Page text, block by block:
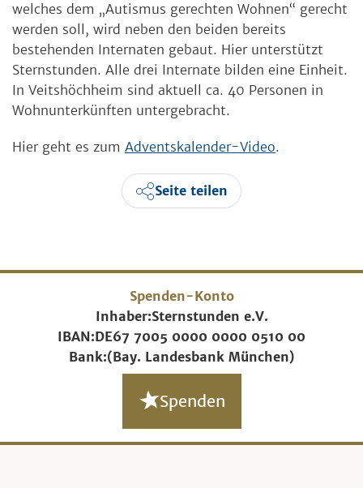
welches dem „Autismus gerechten Wohnen“ gerecht
werden soll, wird neben den beiden bereits
bestehenden Internaten gebaut. Hier unterstützt
Sternstunden. Alle drei Internate bilden eine Einheit.
In Veitshöchheim sind aktuell ca. 40 Personen in
Wohnunterkünften untergebracht.
Hier geht es zum Adventskalender-Video.
Seite teilen
Spenden-Konto
Inhaber:Sternstunden e.V.
IBAN:DE67 7005 0000 0000 0510 00
Bank:(Bay. Landesbank München)
Spenden